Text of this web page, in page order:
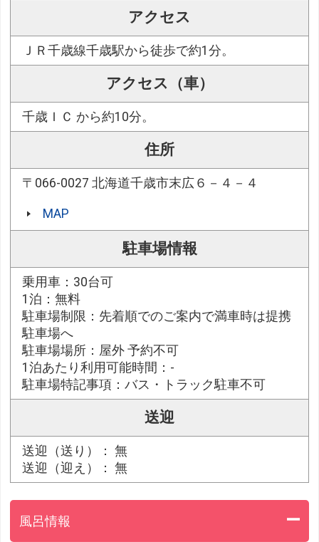
アクセス
ＪＲ千歳線千歳駅から徒歩で約1分。
アクセス（車）
千歳ＩＣ から約10分。
住所
〒066-0027 北海道千歳市末広６－４－４
MAP
駐車場情報
乗用車：30台可
1泊：無料
駐車場制限：先着順でのご案内で満車時は提携
駐車場へ
駐車場場所：屋外 予約不可
1泊あたり利用可能時間：-
駐車場特記事項：バス・トラック駐車不可
送迎
送迎（送り）： 無
送迎（迎え）： 無
風呂情報